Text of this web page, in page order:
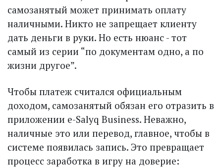
самозанятый может принимать оплату
наличными. Никто не запрещает клиенту
дать деньги в руки. Но есть нюанс - тот
самый из серии “по документам одно, а по
жизни другое”.
Чтобы платеж считался официальным
доходом, самозанятый обязан его отразить в
приложении е-Salyq Business. Неважно,
наличные это или перевод, главное, чтобы в
системе появилась запись. Это превращает
процесс заработка в игру на доверие: